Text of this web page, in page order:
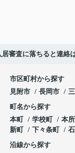
居審査に落ちると連絡
市区町村から探す
見附市
長岡市
町名から探す
本町
学校町 本所
新町
下々条町
沿線から探す